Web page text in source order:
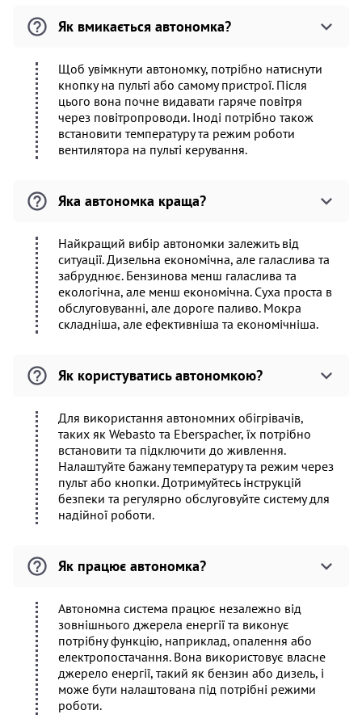
Як вмикається автономка?
Щоб увімкнути автономку, потрібно натиснути
кнопку на пульті або самому пристрої. Після
цього вона почне видавати гаряче повітря
через повітропроводи. Іноді потрібно також
встановити температуру та режим роботи
вентилятора на пульті керування.
Яка автономка краща?
Найкращий вибір автономки залежить від
ситуації. Дизельна економічна, але галаслива та
забруднює. Бензинова менш галаслива та
екологічна, але менш економічна. Суха проста в
обслуговуванні, але дороге паливо. Мокра
складніша, але ефективніша та економічніша.
Як користуватись автономкою?
Для використання автономних обігрівачів,
таких як Webasto та Eberspacher, їх потрібно
встановити та підключити до живлення.
Налаштуйте бажану температуру та режим через
пульт або кнопки. Дотримуйтесь інструкцій
безпеки та регулярно обслуговуйте систему для
надійної роботи.
Як працює автономка?
Автономна система працює незалежно від
зовнішнього джерела енергії та виконує
потрібну функцію, наприклад, опалення або
електропостачання. Вона використовує власне
джерело енергії, такий як бензин або дизель, і
може бути налаштована під потрібні режими
роботи.